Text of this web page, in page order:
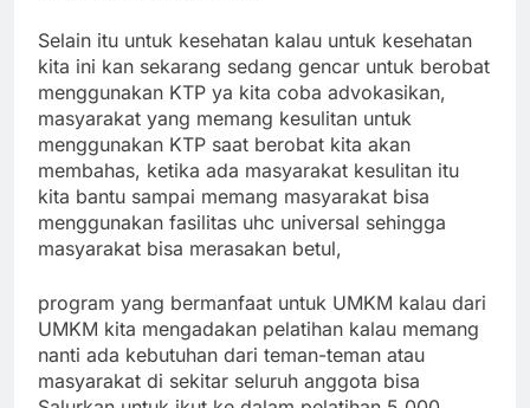
Selain itu untuk kesehatan kalau untuk kesehatan
kita ini kan sekarang sedang gencar untuk berobat
menggunakan KTP ya kita coba advokasikan,
masyarakat yang memang kesulitan untuk
menggunakan KTP saat berobat kita akan
membahas, ketika ada masyarakat kesulitan itu
kita bantu sampai memang masyarakat bisa
menggunakan fasilitas uhc universal sehingga
masyarakat bisa merasakan betul,
program yang bermanfaat untuk UMKM kalau dari
UMKM kita mengadakan pelatihan kalau memang
nanti ada kebutuhan dari teman-teman atau
masyarakat di sekitar seluruh anggota bisa